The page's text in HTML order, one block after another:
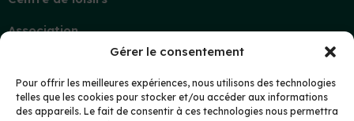
Gérer le consentement
Pour offrir les meilleures expériences, nous utilisons des technologies
telles que les cookies pour stocker et/ou accéder aux informations
des appareils. Le fait de consentir à ces technologies nous permettra
Association
Demande d’information
Mon compte